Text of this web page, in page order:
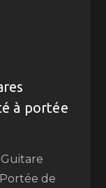
à portée
de